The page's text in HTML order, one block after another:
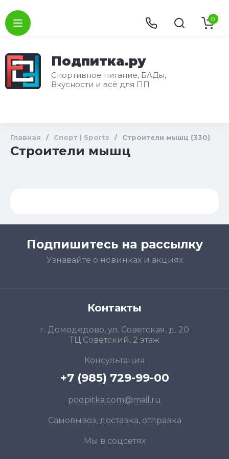
Подпитка.ру
Спортивное питание, БАДы,
Вкусности и всё для ПП
0
Главная / Спорт | Sports / Строители мышц (330)
Строители мышц
Подпишитесь на рассылку
Узнавайте о новинках и акциях
Контакты
г. Домодедово, ул. Советская, д. 20
ТЦ Советский, 2 этаж
Консультация
+7 (985) 729-99-00
podpitka.com@mail.ru
Самовывоз, доставка, отправка
Мы в соцсетях